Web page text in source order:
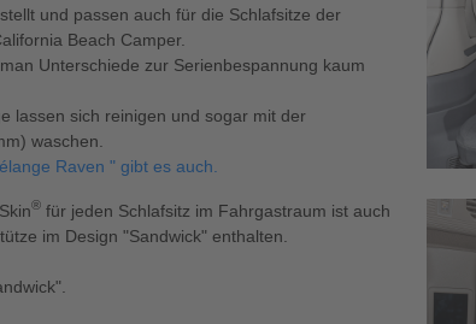
und passen auch für die Schlafsitze der
Beach Camper.
Unterschiede zur Serienbespannung kaum
lassen sich reinigen und sogar mit der
waschen.
Raven " gibt es auch.
® für jeden Schlafsitz im Fahrgastraum ist auch
im Design "Sandwick" enthalten.